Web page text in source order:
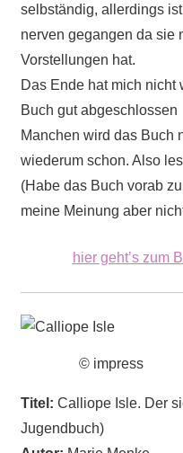
selbständig, allerdings
nerven gegangen da sie
Vorstellungen hat.
Das Ende hat mich nicht
Buch gut abgeschlossen
Manchen wird das Buch
wiederum schon. Also
(Habe das Buch vorab
meine Meinung aber
hier geht’s zum
© impress
Titel: Calliope Isle. Der
Jugendbuch)